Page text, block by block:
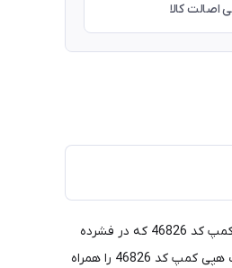
اصالت کالا
اگر به دنبال یک حوله سبک، لطیف و در عین حال مقاوم و با قدرت جذب بالا هستی حوله سفری کوچک هپی کمپ کد 46826 را به شما پیشنهاد می کنم. حوله سفری کوچک هپی کمپ کد 46826 که در فشرده
ترین حالت یک حوله قرار می گیرد و فضای بسیار کمی را اشغال می کند به شما این امکان را می دهد که به راحتی بتوانید در کمپینگ، سفر، باشگاه و کوهنوردی حوله سفری کوچک هپی کمپ کد 46826 را همراه